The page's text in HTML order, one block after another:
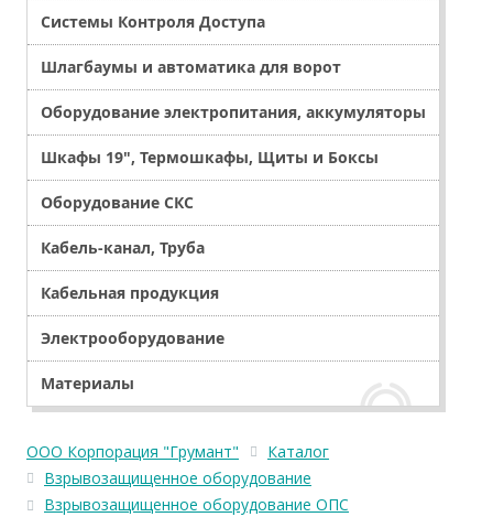
Системы Контроля Доступа
Шлагбаумы и автоматика для ворот
Оборудование электропитания, аккумуляторы
Шкафы 19", Термошкафы, Щиты и Боксы
Оборудование СКС
Кабель-канал, Труба
Кабельная продукция
Электрооборудование
Материалы
ООО Корпорация "Грумант"
Каталог
Взрывозащищенное оборудование
Взрывозащищенное оборудование ОПС